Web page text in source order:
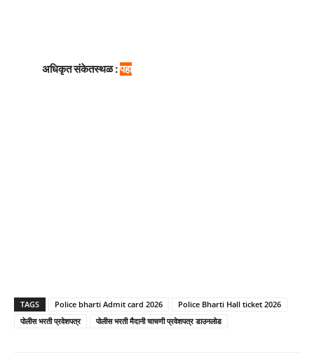
अधिकृत संकेतस्थळ :पहा
TAGS Police bharti Admit card 2026
Police Bharti Hall ticket 2026
पोलीस भरती प्रवेशपत्र
पोलीस भरती मैदानी चाचणी प्रवेशपत्र डाउनलोड